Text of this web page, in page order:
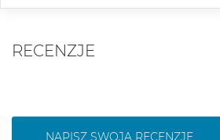
RECENZJE
NAPISZ SWOJĄ RECENZJĘ